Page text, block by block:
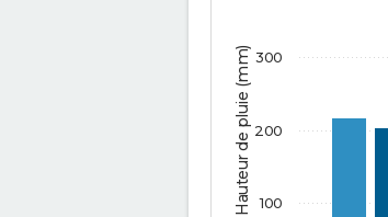
Hauteur de pluie (mm) 100
200
300